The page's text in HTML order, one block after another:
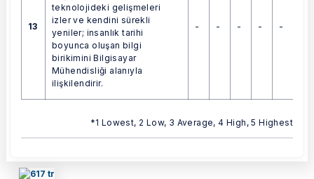
13
teknolojideki gelişmeleri
izler ve kendini sürekli
yeniler; insanlık tarihi
boyunca oluşan bilgi
birikimini Bilgisayar
Mühendisliği alanıyla
ilişkilendirir.
- - - - -
*1 Lowest, 2 Low, 3 Average, 4 High, 5 Highest